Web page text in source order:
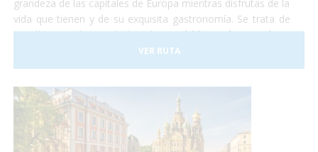
grandeza de las capitales de Europa mientras disfrutas de la
vida que tienen y de su exquisita gastronomía. Se trata de
22 días por las ciudades deMadrid, París, Londres,
Ámsterdam, Berlín, Praga, Budapest y Roma
todas muy diferentes entre sí y cada una es más hermosa
ensueño.Resulta que Europa es un
personas con movilidad reducida ya que contamos con
hoteles, transportes y todo tipo de
actividades accesibles.
¡No lo duden más y atrévanse a
VER RUTA